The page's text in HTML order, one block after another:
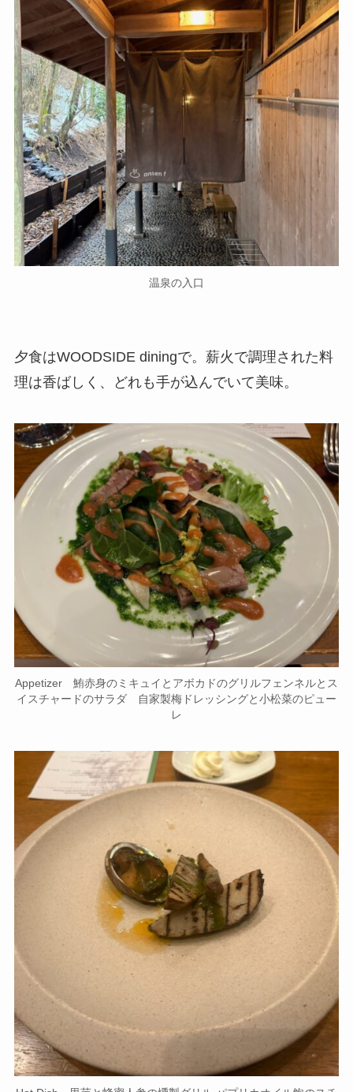
温泉の入口
夕食はWOODSIDE diningで。薪火で調理された
Appetizer 鮪赤身のミキュイとアボカドのグリルフェンネルと
スイスチャードのサラダ 自家製梅ドレッシングと小松菜のピ
ューレ
Hot Dish 里芋と蜂蜜人参の燻製グリル パプリカオイル鮑のス